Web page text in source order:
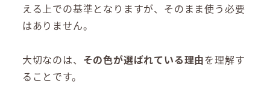
える上での基準となりますが、そのまま使う必要
はありません。
大切なのは、 その色が選ばれている理由を理解す
ることです。